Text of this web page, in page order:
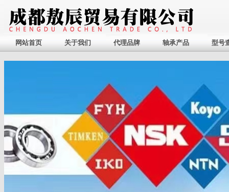
网站首页 关于我们 代理品牌 轴承产品 型号